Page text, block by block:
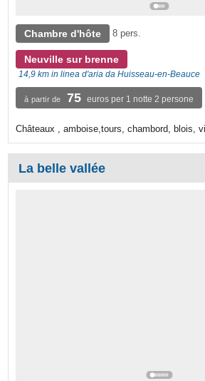
Chambre d'hôte 8 pers.
Neuville sur brenne
14,9 km in linea d'aria da Huisseau-en-Beauce
à partir de 75 euros per 1 notte 2 persone
Châteaux , amboise,tours, chambord, blois,
La belle vallée